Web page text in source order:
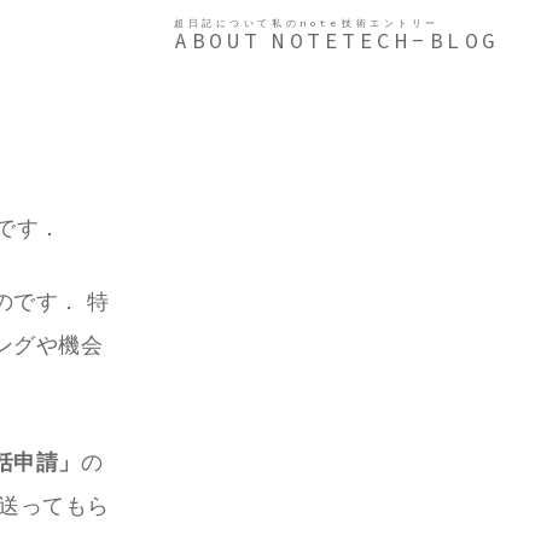
超日記について
ABOUT
私のnote
NOTE
技術エントリー
TECH-BLOG
す．
です． 特
グや機会
申請」 の
ってもら